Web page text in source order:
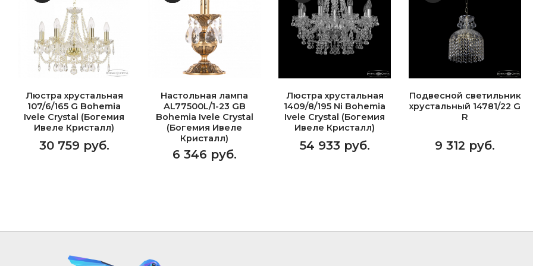
Люстра хрустальная
107/6/165 G Bohemia
Ivele Crystal (Богемия
Ивеле Кристалл)
30 759 руб.
Настольная лампа
AL77500L/1-23 GB
Bohemia Ivele Crystal
(Богемия Ивеле
Кристалл)
6 346 руб.
Люстра хрустальная
1409/8/195 Ni Bohemia
Ivele Crystal (Богемия
Ивеле Кристалл)
54 933 руб.
Подвесной светильник
хрустальный 14781/22 G
R
9 312 руб.